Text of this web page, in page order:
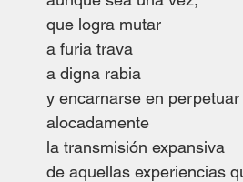
que logra mutar
a furia trava
a digna rabia
y encarnarse en perpetuar
alocadamente
la transmisión expansiva
de aquellas experiencias